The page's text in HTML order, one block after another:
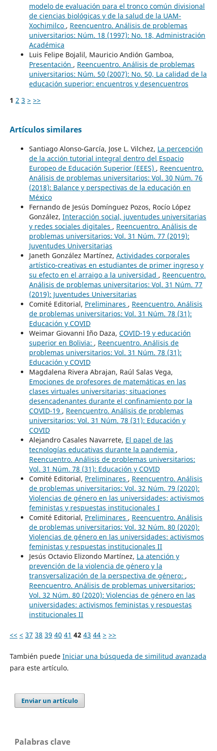
modelo de evaluación para el tronco común divisional
de ciencias biológicas y de la salud de la UAM-
Xochimilco , Reencuentro. Análisis de problemas
universitarios: Núm. 18 (1997): No. 18, Administración
Académica
Luis Felipe Bojalil, Mauricio Andión Gamboa,
Presentación , Reencuentro. Análisis de problemas
universitarios: Núm. 50 (2007): No. 50, La calidad de la
educación superior: encuentros y desencuentros
1 2 3 > >>
Artículos similares
Santiago Alonso-García, Jose L. Vilchez, La percepción
de la acción tutorial integral dentro del Espacio
Europeo de Educación Superior (EEES) , Reencuentro.
Análisis de problemas universitarios: Vol. 30 Núm. 76
(2018): Balance y perspectivas de la educación en
México
Fernando de Jesús Domínguez Pozos, Rocío López
González, Interacción social, juventudes universitarias
y redes sociales digitales , Reencuentro. Análisis de
problemas universitarios: Vol. 31 Núm. 77 (2019):
Juventudes Universitarias
Janeth González Martínez, Actividades corporales
artístico-creativas en estudiantes de primer ingreso y
su efecto en el arraigo a la universidad , Reencuentro.
Análisis de problemas universitarios: Vol. 31 Núm. 77
(2019): Juventudes Universitarias
Comité Editorial, Preliminares , Reencuentro. Análisis
de problemas universitarios: Vol. 31 Núm. 78 (31):
Educación y COVID
Weimar Giovanni Iño Daza, COVID-19 y educación
superior en Bolivia: , Reencuentro. Análisis de
problemas universitarios: Vol. 31 Núm. 78 (31):
Educación y COVID
Magdalena Rivera Abrajan, Raúl Salas Vega,
Emociones de profesores de matemáticas en las
clases virtuales universitarias; situaciones
desencadenantes durante el confinamiento por la
COVID-19 , Reencuentro. Análisis de problemas
universitarios: Vol. 31 Núm. 78 (31): Educación y
COVID
Alejandro Casales Navarrete, El papel de las
tecnologías educativas durante la pandemia ,
Reencuentro. Análisis de problemas universitarios:
Vol. 31 Núm. 78 (31): Educación y COVID
Comité Editorial, Preliminares , Reencuentro. Análisis
de problemas universitarios: Vol. 32 Núm. 79 (2020):
Violencias de género en las universidades: activismos
feministas y respuestas institucionales I
Comité Editorial, Preliminares , Reencuentro. Análisis
de problemas universitarios: Vol. 32 Núm. 80 (2020):
Violencias de género en las universidades: activismos
feministas y respuestas institucionales II
Jesús Octavio Elizondo Martínez, La atención y
prevención de la violencia de género y la
transversalización de la perspectiva de género: ,
Reencuentro. Análisis de problemas universitarios:
Vol. 32 Núm. 80 (2020): Violencias de género en las
universidades: activismos feministas y respuestas
institucionales II
<< < 37 38 39 40 41 42 43 44 > >>
También puede Iniciar una búsqueda de similitud avanzada
para este artículo.
Enviar un artículo
Palabras clave